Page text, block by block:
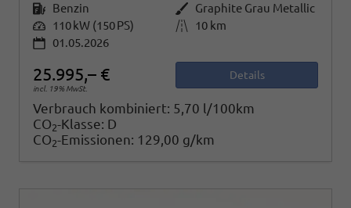
Kraftstoff Benzin Außenfarbe Graphite Grau Metallic
Leistung 110 kW (150 PS) Kilometerstand
10 km
01.05.2026
25.995,– €
incl. 19% MwSt.
Details
Verbrauch kombiniert: 5,70 l/100km
CO2-Klasse: D
CO2-Emissionen: 129,00 g/km